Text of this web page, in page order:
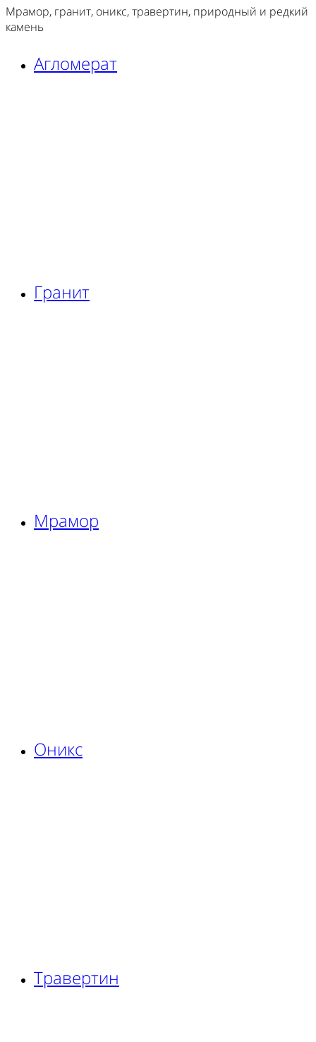
Мрамор, гранит, оникс, травертин, природный и редкий
камень
Агломерат
Гранит
Мрамор
Оникс
Травертин